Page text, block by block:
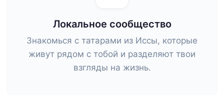
Локальное сообщество
Знакомься с татарами из Иссы, которые
живут рядом с тобой и разделяют твои
взгляды на жизнь.